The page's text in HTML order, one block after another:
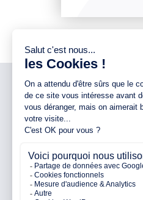
NOTRE
Notre entreprise
Nos engagements
Nos partenaires
Avis clients